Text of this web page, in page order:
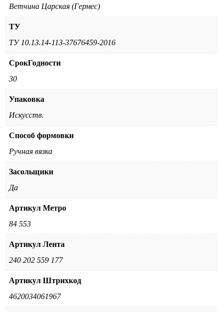
Ветчина Царская (Гермес)
ТУ
ТУ 10.13.14-113-37676459-2016
СрокГодности
30
Упаковка
Искусств.
Способ формовки
Ручная вязка
Засольщики
Да
Артикул Метро
84 553
Артикул Лента
240 202 559 177
Артикул Штрихкод
4620034061967